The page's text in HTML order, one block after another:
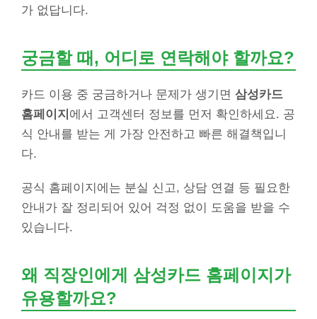
가 없답니다.
궁금할 때, 어디로 연락해야 할까요?
카드 이용 중 궁금하거나 문제가 생기면 삼성카드
홈페이지 에서 고객센터 정보를 먼저 확인하세요. 공
식 안내를 받는 게 가장 안전하고 빠른 해결책입니
다.
공식 홈페이지에는 분실 신고, 상담 연결 등 필요한
안내가 잘 정리되어 있어 걱정 없이 도움을 받을 수
있습니다.
왜 직장인에게 삼성카드 홈페이지가
유용할까요?